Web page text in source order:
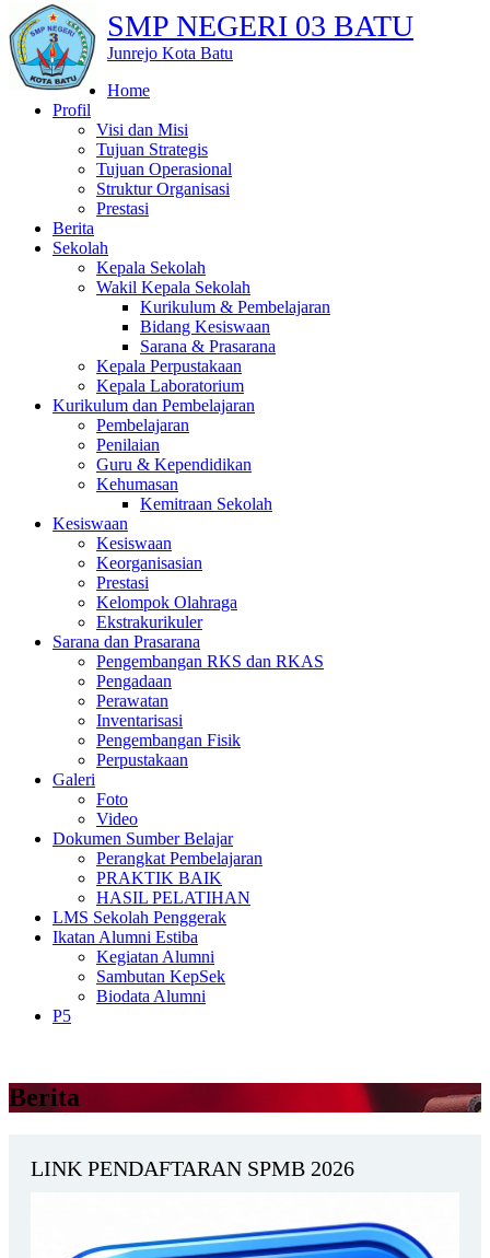
SMP NEGERI 03 BATU
Junrejo Kota Batu
Home
Profil
Visi dan Misi
Tujuan Strategis
Tujuan Operasional
Struktur Organisasi
Prestasi
Berita
Sekolah
Kepala Sekolah
Wakil Kepala Sekolah
Kurikulum & Pembelajaran
Bidang Kesiswaan
Sarana & Prasarana
Kepala Perpustakaan
Kepala Laboratorium
Kurikulum dan Pembelajaran
Pembelajaran
Penilaian
Guru & Kependidikan
Kehumasan
Kemitraan Sekolah
Kesiswaan
Kesiswaan
Keorganisasian
Prestasi
Kelompok Olahraga
Ekstrakurikuler
Sarana dan Prasarana
Pengembangan RKS dan RKAS
Pengadaan
Perawatan
Inventarisasi
Pengembangan Fisik
Perpustakaan
Galeri
Foto
Video
Dokumen Sumber Belajar
Perangkat Pembelajaran
PRAKTIK BAIK
HASIL PELATIHAN
LMS Sekolah Penggerak
Ikatan Alumni Estiba
Kegiatan Alumni
Sambutan KepSek
Biodata Alumni
P5
Berita
LINK PENDAFTARAN SPMB 2026